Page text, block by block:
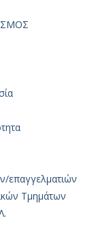
επαγγελματιών
Τμημάτων